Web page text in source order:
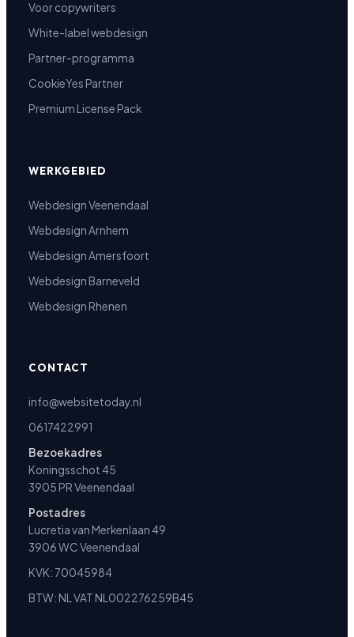
Voor copywriters
White-label webdesign
Partner-programma
CookieYes Partner
Premium License Pack
WERKGEBIED
Webdesign Veenendaal
Webdesign Arnhem
Webdesign Amersfoort
Webdesign Barneveld
Webdesign Rhenen
CONTACT
info@websitetoday.nl
0617422991
Bezoekadres
Koningsschot 45
3905 PR Veenendaal
Postadres
Lucretia van Merkenlaan 49
3906 WC Veenendaal
KVK: 70045984
BTW: NL VAT NL002276259B45